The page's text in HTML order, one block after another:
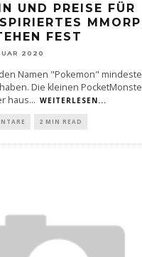
UND PREISE FÜR
FEST
2020
Namen "Pokemon"
Die kleinen
haus... WEITERLESEN...
2 MIN READ